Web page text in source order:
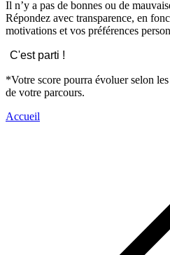
Il n’y a pas de bonnes ou de
Répondez avec transparence, en
motivations et vos préférences
C'est parti !
*Votre score pourra évoluer selon
de votre parcours.
Accueil